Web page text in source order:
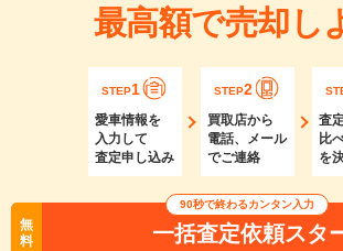
最高額で売却し
STEP1
愛車情報を
入力して
査定申し込み
STEP2
買取店から
電話、メール
でご連絡
査
比
を
無
料
90秒で終わるカンタン入力
一括査定依頼スタ